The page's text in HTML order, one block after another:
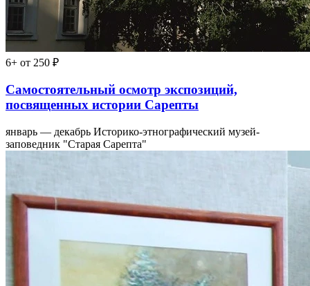
6+ от 250 ₽
Самостоятельный осмотр экспозиций,
посвященных истории Сарепты
январь — декабрь Историко-этнографический музей-
заповедник "Старая Сарепта"